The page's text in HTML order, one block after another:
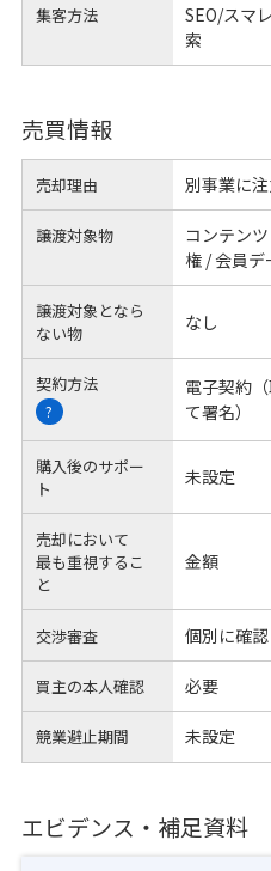
集客方法
SEO/スマ
索
売買情報
売却理由 別事業に
譲渡対象物
コンテン
権 / 会員デ
譲渡対象となら
ない物
なし
契約方法
?
電子契約
て署名）
購入後のサポー
ト
未設定
売却において
最も重視するこ
と
金額
交渉審査 個別に確
買主の本人確認 必要
競業避止期間 未設定
エビデンス・補足資料